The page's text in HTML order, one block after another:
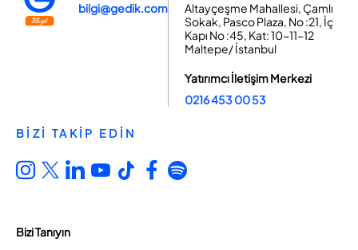
bilgi@gedik.com
Altayçeşme Mahallesi, Çamlı
Sokak, Pasco Plaza, No :21, İç
Kapı No :45, Kat: 10-11-12
Maltepe/ İstanbul
Yatırımcı İletişim Merkezi
0216 453 00 53
BİZİ TAKİP EDİN
Bizi Tanıyın